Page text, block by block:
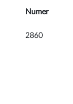
Numer
2860